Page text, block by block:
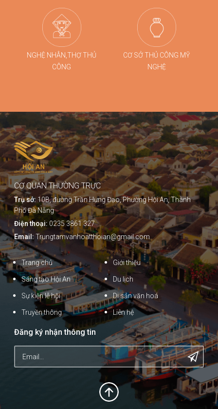
NGHỆ NHÂN,THỢ THỦ
CÔNG
CƠ SỞ THỦ CÔNG MỸ
NGHỆ
CƠ QUAN THƯỜNG TRỰC
Trụ sở: 10B, đường Trần Hưng Đạo, Phường Hội An, Thành
Phố Đà Nẵng
Điện thoại: 0235 3861 327
Email: Trungtamvanhoatthoian@gmail.com
Trang chủ Giới thiệu
Sáng tạo Hội An Du lịch
Sự kiện lễ hội Di sản văn hoá
Truyền thông Liên hệ
Đăng ký nhận thông tin